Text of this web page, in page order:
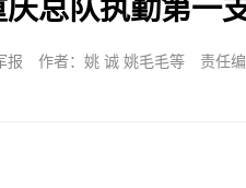
报 作者：姚 诚 姚毛毛等 责任